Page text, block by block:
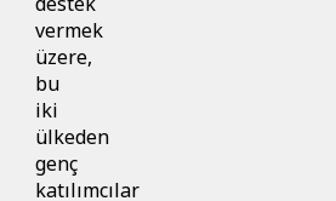
vermek
üzere,
bu
iki
ülkeden
genç
katılımcılar